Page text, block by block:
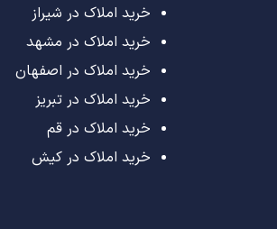
خرید املاک در شیراز
خرید املاک در مشهد
خرید املاک در اصفهان
خرید املاک در تبریز
خرید املاک در قم
خرید املاک در کیش